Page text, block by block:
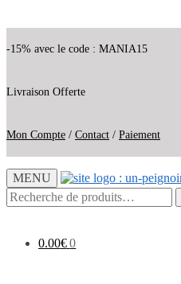
-15% avec le code : MANIA15
Livraison Offerte
Mon Compte / Contact / Paiement
MENU
Recherche
pour :
0.00€ 0